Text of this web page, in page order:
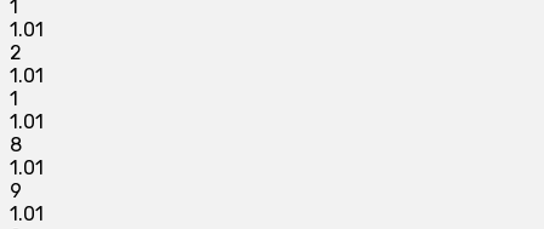
1
1.01
2
1.01
1
1.01
8
1.01
9
1.01